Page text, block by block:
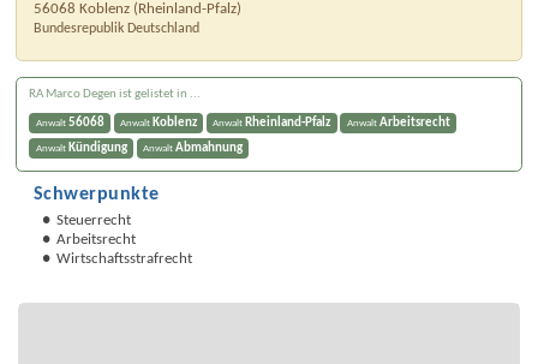
56068 Koblenz ( Rheinland-Pfalz)
Bundesrepublik Deutschland
RA Marco Degen ist gelistet in ...
Anwalt 56068 Anwalt Koblenz Anwalt Rheinland-Pfalz Anwalt Arbeitsrecht
Anwalt Kündigung Anwalt Abmahnung
Schwerpunkte
Steuerrecht
Arbeitsrecht
Wirtschaftsstrafrecht